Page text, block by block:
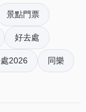
含）） -
景點門票
好去處
2026 同樂